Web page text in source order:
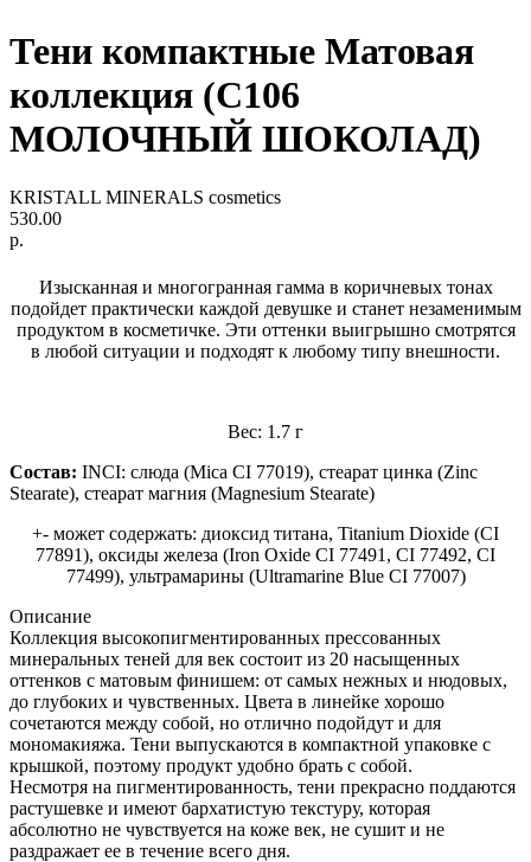
Тени компактные Матовая
коллекция (С106
МОЛОЧНЫЙ ШОКОЛАД)
KRISTALL MINERALS cosmetics
530.00
р.
Изысканная и многогранная гамма в коричневых тонах
подойдет практически каждой девушке и станет незаменимым
продуктом в косметичке. Эти оттенки выигрышно смотрятся
в любой ситуации и подходят к любому типу внешности.
Вес: 1.7 г
Состав: INCI: слюда (Mica CI 77019), стеарат цинка (Zinc
Stearate), стеарат магния (Magnesium Stearate)
+- может содержать: диоксид титана, Titanium Dioxide (CI
77891), оксиды железа (Iron Oxide CI 77491, CI 77492, CI
77499), ультрамарины (Ultramarine Blue CI 77007)
Описание
Коллекция высокопигментированных прессованных
минеральных теней для век состоит из 20 насыщенных
оттенков с матовым финишем: от самых нежных и нюдовых,
до глубоких и чувственных. Цвета в линейке хорошо
сочетаются между собой, но отлично подойдут и для
мономакияжа. Тени выпускаются в компактной упаковке с
крышкой, поэтому продукт удобно брать с собой.
Несмотря на пигментированность, тени прекрасно поддаются
растушевке и имеют бархатистую текстуру, которая
абсолютно не чувствуется на коже век, не сушит и не
раздражает ее в течение всего дня.